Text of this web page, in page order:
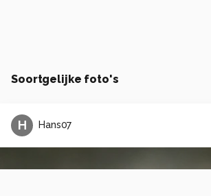
Soortgelijke foto's
H Hans07